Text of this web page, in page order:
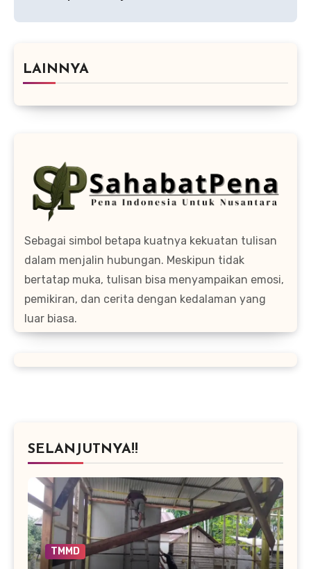
LAINNYA
Sebagai simbol betapa kuatnya kekuatan tulisan
dalam menjalin hubungan. Meskipun tidak
bertatap muka, tulisan bisa menyampaikan emosi,
pemikiran, dan cerita dengan kedalaman yang
luar biasa.
SELANJUTNYA!!
TMMD